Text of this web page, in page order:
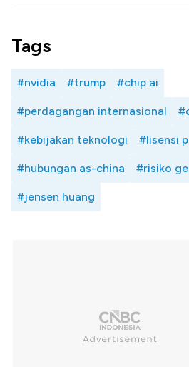
Tags
#nvidia #trump #chip ai
#perdagangan internasional
#kebijakan teknologi #lisensi
#hubungan as-china #risiko
#jensen huang